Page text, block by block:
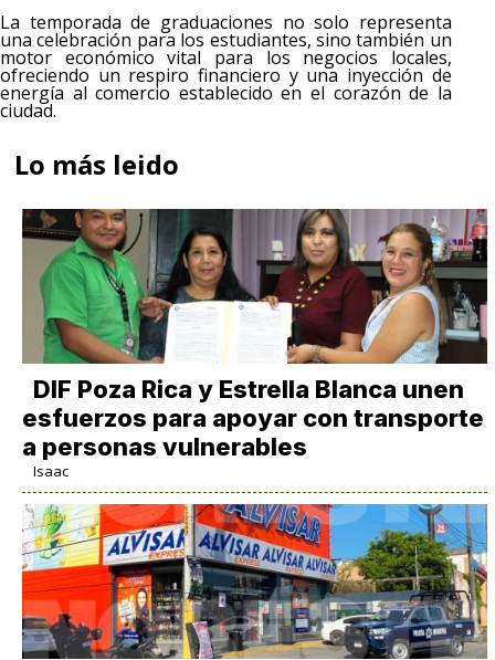
La temporada de graduaciones no solo representa
una celebración para los estudiantes, sino también un
motor económico vital para los negocios locales,
ofreciendo un respiro financiero y una inyección de
energía al comercio establecido en el corazón de la
ciudad.
Lo más leido
DIF Poza Rica y Estrella Blanca unen
esfuerzos para apoyar con transporte
a personas vulnerables
Isaac